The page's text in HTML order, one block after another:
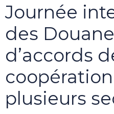
Journée
des
d’accords
plusieurs